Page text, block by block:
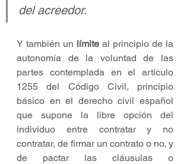
del acreedor.
Y también un límite al principio de la
autonomía de la voluntad de las
partes contemplada en el artículo
1255 del Código Civil, principio
básico en el derecho civil español
que supone la libre opción del
individuo entre contratar y no
contratar, de firmar un contrato o no, y
de pactar las cláusulas o